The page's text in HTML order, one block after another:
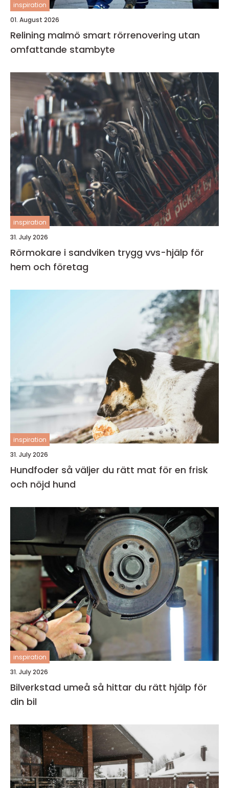
inspiration
01. August 2026
Relining malmö smart rörrenovering utan
omfattande stambyte
inspiration
31. July 2026
Rörmokare i sandviken trygg vvs-hjälp för
hem och företag
inspiration
31. July 2026
Hundfoder så väljer du rätt mat för en frisk
och nöjd hund
inspiration
31. July 2026
Bilverkstad umeå så hittar du rätt hjälp för
din bil